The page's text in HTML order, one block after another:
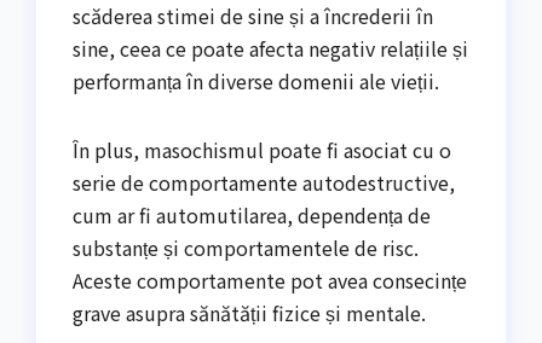
scăderea stimei de sine și a încrederii în
sine, ceea ce poate afecta negativ relațiile și
performanța în diverse domenii ale vieții.
În plus, masochismul poate fi asociat cu o
serie de comportamente autodestructive,
cum ar fi automutilarea, dependența de
substanțe și comportamentele de risc.
Aceste comportamente pot avea consecințe
grave asupra sănătății fizice și mentale.